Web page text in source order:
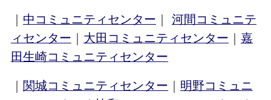
中コミュニティセンター
河間コミュニテ
ィセンター
大田コミュニティセンター
嘉
田生崎コミュニティセンター
｜ 関城コミュニティセンター ｜ 明野コミュニ